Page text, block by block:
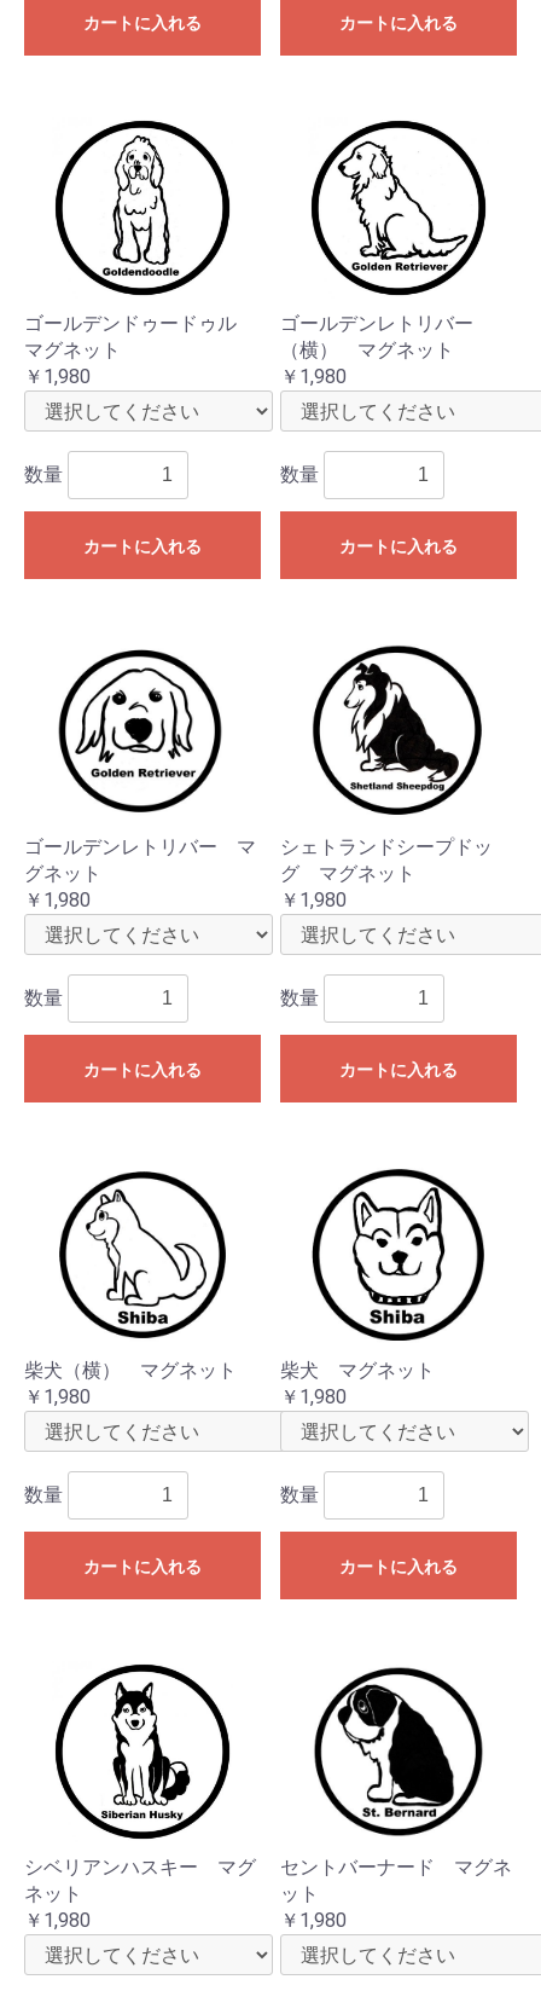
カートに入れる カートに入れる
ゴールデンドゥードゥル
マグネット
￥1,980
数量
カートに入れる
ゴールデンレトリバー
（横） マグネット
￥1,980
数量
カートに入れる
ゴールデンレトリバー マ
グネット
￥1,980
数量
カートに入れる
シェトランドシープドッ
グ マグネット
￥1,980
数量
カートに入れる
柴犬（横） マグネット
￥1,980
数量
カートに入れる
柴犬 マグネット
￥1,980
数量
カートに入れる
シベリアンハスキー マグ
ネット
￥1,980
セントバーナード マグネ
ット
￥1,980